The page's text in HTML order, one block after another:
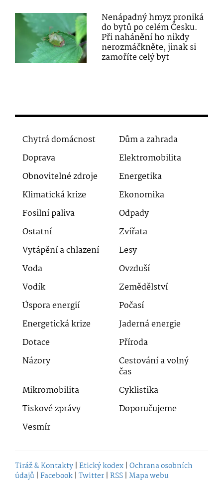
Nenápadný hmyz proniká
do bytů po celém Česku.
Při nahánění ho nikdy
nerozmáčkněte, jinak si
zamoříte celý byt
Chytrá domácnost
Dům a zahrada
Doprava
Elektromobilita
Obnovitelné zdroje
Energetika
Klimatická krize
Ekonomika
Fosilní paliva
Odpady
Ostatní
Zvířata
Vytápění a chlazení
Lesy
Voda
Ovzduší
Vodík
Zemědělství
Úspora energií
Počasí
Energetická krize
Jaderná energie
Dotace
Příroda
Názory
Cestování a volný
čas
Mikromobilita
Cyklistika
Tiskové zprávy
Doporučujeme
Vesmír
Tiráž & Kontakty | Etický kodex | Ochrana osobních
údajů | Facebook | Twitter | RSS | Mapa webu